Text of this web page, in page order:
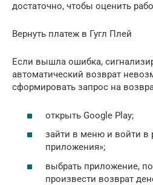
достаточно, чтобы оценить
Вернуть платеж в Гугл Плей
Если вышла ошибка,
автоматический возврат
сформировать запрос на
открыть Google Play;
зайти в меню и войти в
приложения»;
выбрать приложение,
произвести возврат